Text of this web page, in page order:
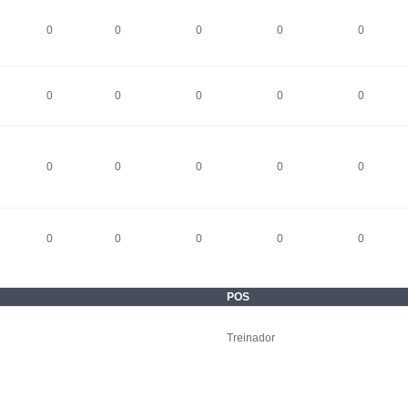
0 0 0 0 0
0 0 0 0 0
0 0 0 0 0
0 0 0 0 0
POS
Treinador